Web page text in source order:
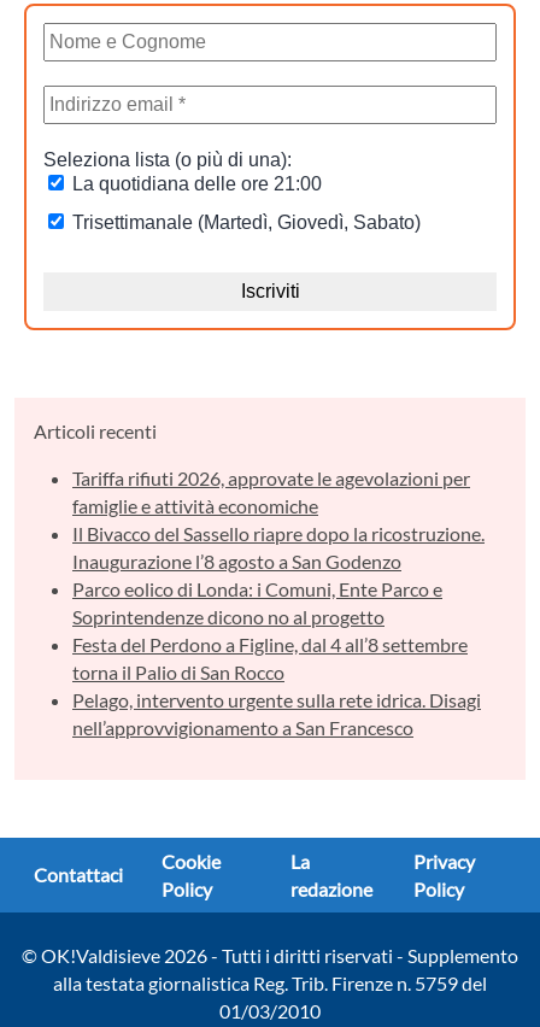
Articoli recenti
Tariffa rifiuti 2026, approvate le agevolazioni per
famiglie e attività economiche
Il Bivacco del Sassello riapre dopo la ricostruzione.
Inaugurazione l’8 agosto a San Godenzo
Parco eolico di Londa: i Comuni, Ente Parco e
Soprintendenze dicono no al progetto
Festa del Perdono a Figline, dal 4 all’8 settembre
torna il Palio di San Rocco
Pelago, intervento urgente sulla rete idrica. Disagi
nell’approvvigionamento a San Francesco
Contattaci
Cookie
Policy
La
redazione
Privacy
Policy
© OK!Valdisieve 2026 - Tutti i diritti riservati - Supplemento
alla testata giornalistica Reg. Trib. Firenze n. 5759 del
01/03/2010